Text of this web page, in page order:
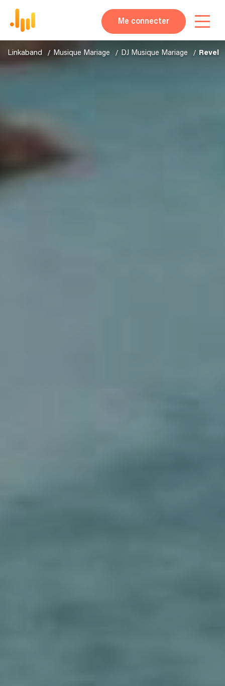
Me connecter
Linkaband Musique Mariage DJ Musique Mariage Revel